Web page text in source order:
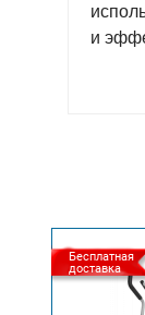
и
Бесплатная
доставка